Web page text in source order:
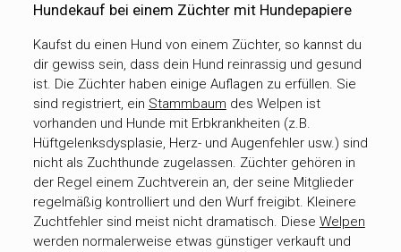
Hundekauf bei einem Züchter mit Hundepapiere
Kaufst du einen Hund von einem Züchter, so kannst du
dir gewiss sein, dass dein Hund reinrassig und gesund
ist. Die Züchter haben einige Auflagen zu erfüllen. Sie
sind registriert, ein Stammbaum des Welpen ist
vorhanden und Hunde mit Erbkrankheiten (z.B.
Hüftgelenksdysplasie, Herz- und Augenfehler usw.) sind
nicht als Zuchthunde zugelassen. Züchter gehören in
der Regel einem Zuchtverein an, der seine Mitglieder
regelmäßig kontrolliert und den Wurf freigibt. Kleinere
Zuchtfehler sind meist nicht dramatisch. Diese Welpen
werden normalerweise etwas günstiger verkauft und